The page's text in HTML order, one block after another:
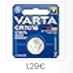
1,29€